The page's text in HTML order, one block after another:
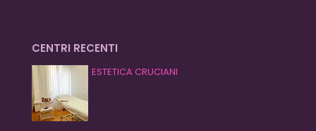
CENTRI RECENTI
ESTETICA CRUCIANI